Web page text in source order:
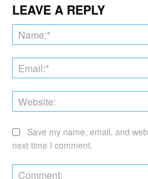
LEAVE A REPLY
Save my name, email, and
next time I comment.